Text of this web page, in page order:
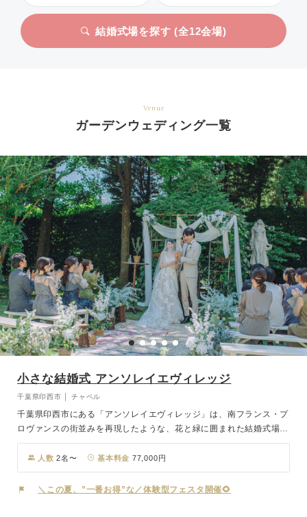
結婚式場を探す (全12会場)
Venue
ガーデンウェディング一覧
小さな結婚式 アンソレイエヴィレッジ
千葉県印西市 │ チャペル
千葉県印西市にある「アンソレイエヴィレッジ」は、南フランス・プ
ロヴァンスの街並みを再現したような、花と緑に囲まれた結婚式場。
600坪の広大なガーデンと、敷地全体1,100坪を贅沢に貸し切る非日
常を体験。 柔らかな陽光が差し込む開放感たっぷりの邸宅や、石造
りの本格独立型チャペルなど、一歩足を踏み入れれば、目に映るすべ
ての景色がフォトジェニックな空間です。 充実した設備を完備した
人数 2名〜 基本料金 77,000円
＼この夏、”一番お得”な／体験型フェスタ開催🌻